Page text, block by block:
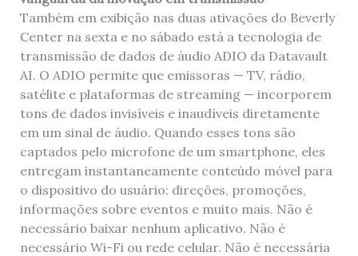
Também em exibição nas duas ativações do Beverly
Center na sexta e no sábado está a tecnologia de
transmissão de dados de áudio ADIO da Datavault
AI. O ADIO permite que emissoras — TV, rádio,
satélite e plataformas de streaming — incorporem
tons de dados invisíveis e inaudíveis diretamente
em um sinal de áudio. Quando esses tons são
captados pelo microfone de um smartphone, eles
entregam instantaneamente conteúdo móvel para
o dispositivo do usuário: direções, promoções,
informações sobre eventos e muito mais. Não é
necessário baixar nenhum aplicativo. Não é
necessário Wi-Fi ou rede celular. Não é necessária